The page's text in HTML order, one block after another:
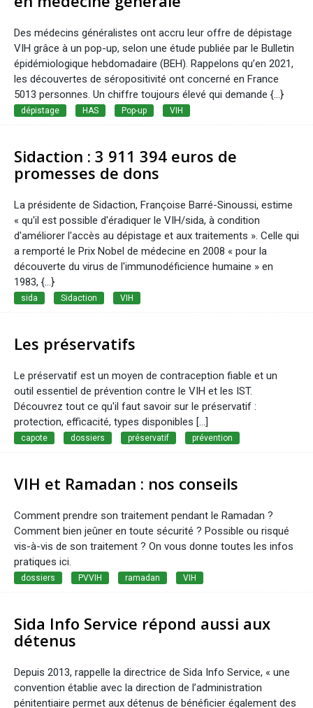
Des médecins généralistes ont accru leur offre de dépistage
VIH grâce à un pop-up, selon une étude publiée par le Bulletin
épidémiologique hebdomadaire (BEH). Rappelons qu’en 2021,
les découvertes de séropositivité ont concerné en France
5013 personnes. Un chiffre toujours élevé qui demande {...}
dépistage HAS Pop-up VIH
Sidaction : 3 911 394 euros de
promesses de dons
La présidente de Sidaction, Françoise Barré-Sinoussi, estime
« qu'il est possible d'éradiquer le VIH/sida, à condition
d'améliorer l'accès au dépistage et aux traitements ». Celle qui
a remporté le Prix Nobel de médecine en 2008 « pour la
découverte du virus de l'immunodéficience humaine » en
1983, {...}
sida Sidaction VIH
Les préservatifs
Le préservatif est un moyen de contraception fiable et un
outil essentiel de prévention contre le VIH et les IST.
Découvrez tout ce qu'il faut savoir sur le préservatif :
protection, efficacité, types disponibles [...]
capote dossiers préservatif prévention
VIH et Ramadan : nos conseils
Comment prendre son traitement pendant le Ramadan ?
Comment bien jeûner en toute sécurité ? Possible ou risqué
vis-à-vis de son traitement ? On vous donne toutes les infos
pratiques ici.
dossiers PVVIH ramadan VIH
Sida Info Service répond aussi aux
détenus
Depuis 2013, rappelle la directrice de Sida Info Service, « une
convention établie avec la direction de l’administration
pénitentiaire permet aux détenus de bénéficier également des